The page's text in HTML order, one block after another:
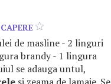
CAPERE
de masline - 2 linguri
brandy - 1 lingura
se adauga untul,